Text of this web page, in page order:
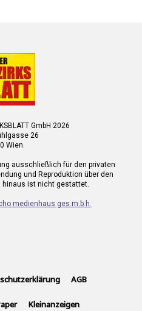
GmbH 2026
26
Wien.
ausschließlich für den privaten
und Reproduktion über den
hinaus ist nicht gestattet.
medienhaus ges.m.b.h.
AGB
Kleinanzeigen